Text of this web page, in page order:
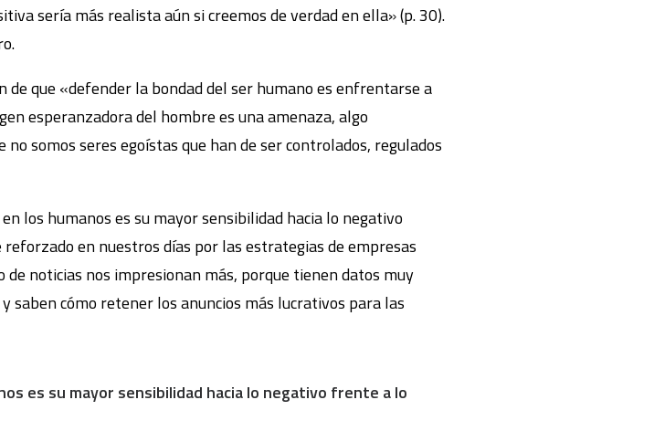
sería más realista aún si creemos de verdad en ella» (p. 30).
que «defender la bondad del ser humano es enfrentarse a
esperanzadora del hombre es una amenaza, algo
somos seres egoístas que han de ser controlados, regulados
los humanos es su mayor sensibilidad hacia lo negativo
en nuestros días por las estrategias de empresas
noticias nos impresionan más, porque tienen datos muy
saben cómo retener los anuncios más lucrativos para las
es su mayor sensibilidad hacia lo negativo frente a lo